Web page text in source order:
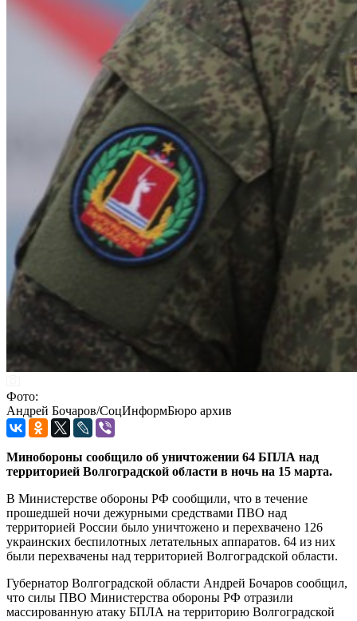
Фото:
Андрей Бочаров/СоцИнформБюро архив
Минобороны сообщило об уничтожении 64 БПЛА над
территорией Волгоградской области в ночь на 15 марта.
В Министерстве обороны РФ сообщили, что в течение
прошедшей ночи дежурными средствами ПВО над
территорией России было уничтожено и перехвачено 126
украинских беспилотных летательных аппаратов. 64 из них
были перехвачены над территорией Волгоградской области.
Губернатор Волгоградской области Андрей Бочаров сообщил,
что силы ПВО Министерства обороны РФ отразили
массированную атаку БПЛА на территорию Волгоградской